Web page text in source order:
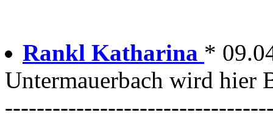
Rankl Katharina *
Untermauerbach wird hier